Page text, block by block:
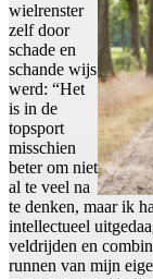
wielrenster
zelf door
schade en
schande wijs
werd: “Het
is in de
topsport
misschien
beter om niet
al te veel na
te denken, maar ik
intellectueel
veldrijden en
runnen van mijn